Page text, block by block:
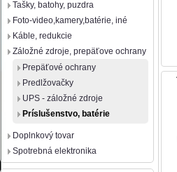
Tašky, batohy, puzdra
Foto-video,kamery,batérie, iné
Káble, redukcie
Záložné zdroje, prepäťove ochrany
Prepäťové ochrany
Predlžovačky
UPS - záložné zdroje
Príslušenstvo, batérie
Doplnkový tovar
Spotrebná elektronika